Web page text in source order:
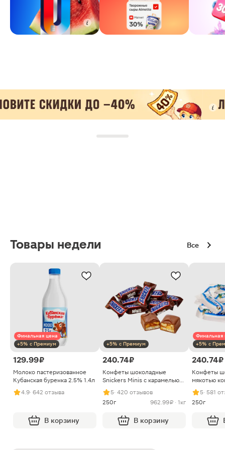
Товары недели Все
Финальная цена
+5% с Премиум
129.99 ₽
Молоко пастеризованное
Кубанская буренка 2.5% 1.4л
4.9· 642 отзыва
В корзину
+5% с Премиум
240.74 ₽
Конфеты шоколадные
Snickers Minis с карамелью
арахисом и нугой
5· 420 отзывов
250г
962.99 ₽ · 1кг
В корзину
Финальная
+5% с
240.74 ₽
Конфеты
мякотью
5· 581
250г